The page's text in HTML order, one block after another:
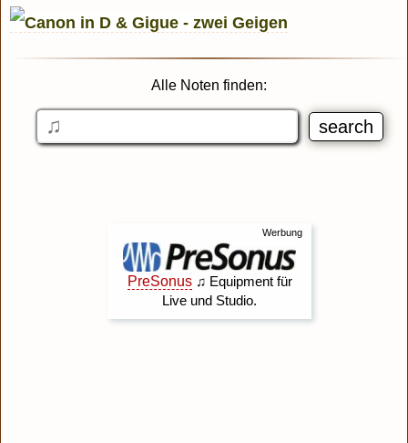
Alle Noten finden: